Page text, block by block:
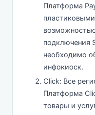
Платформа
подключения
необходимо
инфокиоск.
Click: Все
Платформа
товары и